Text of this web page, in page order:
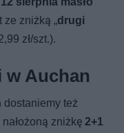
ze zniżką „drugi
zł/szt.).
w Auchan
dostaniemy też
nałożoną zniżkę2+1